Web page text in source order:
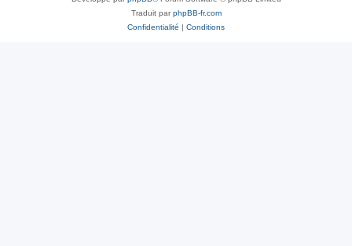
Traduit parphpBB-fr.com
Confidentialité
Conditions